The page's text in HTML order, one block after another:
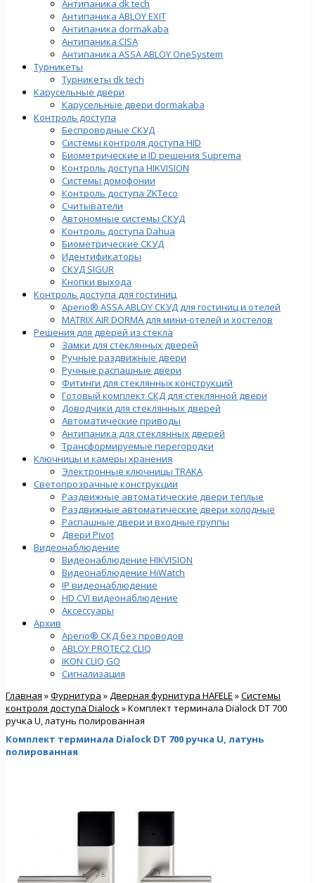
Антипаника dk tech
Антипаника ABLOY EXIT
Антипаника dormakaba
Антипаника СISA
Антипаника ASSA ABLOY OneSystem
Турникеты
Турникеты dk tech
Карусельные двери
Карусельные двери dormakaba
Контроль доступа
Беспроводные СКУД
Системы контроля доступа HID
Биометрические и ID решения Suprema
Контроль доступа HIKVISION
Системы домофонии
Контроль доступа ZKTeco
Считыватели
Автономные системы СКУД
Контроль доступа Dahua
Биометрические СКУД
Идентификаторы
СКУД SIGUR
Кнопки выхода
Контроль доступа для гостиниц
Aperio® ASSA ABLOY СКУД для гостиниц и отелей
MATRIX AIR DORMA для мини-отелей и хостелов
Решения для дверей из стекла
Замки для стеклянных дверей
Ручные раздвижные двери
Ручные распашные двери
Фитинги для стеклянных конструкций
Готовый комплект СКД для стеклянной двери
Доводчики для стеклянных дверей
Автоматические приводы
Антипаника для стеклянных дверей
Трансформируемые перегородки
Ключницы и камеры хранения
Электронные ключницы TRAKA
Светопрозрачные конструкции
Раздвижные автоматические двери теплые
Раздвижные автоматические двери холодные
Распашные двери и входные группы
Двери Pivot
Видеонаблюдение
Видеонаблюдение HIKVISION
Видеонаблюдение HiWatch
IP видеонаблюдение
HD CVI видеонаблюдение
Аксессуары
Архив
Aperio® СКД без проводов
ABLOY PROTEC2 CLIQ
IKON CLIQ GO
Сигнализация
Главная »Фурнитура » Дверная фурнитура HAFELE »Системы
контроля доступа Dialock » Комплект терминала Dialock DT 700
ручка U, латунь полированная
Комплект терминала Dialock DT 700 ручка U, латунь
полированная